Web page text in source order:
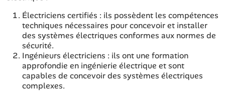
Électriciens certifiés : ils possèdent les compétences
techniques nécessaires pour concevoir et installer
des systèmes électriques conformes aux normes de
sécurité.
Ingénieurs électriciens : ils ont une formation
approfondie en ingénierie électrique et sont
capables de concevoir des systèmes électriques
complexes.